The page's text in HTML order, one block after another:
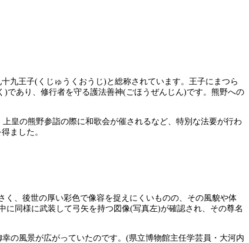
九王子(くじゅうくおうじ)と総称されています。王子にまつら
であり、修行者を守る護法善神(ごほうぜんじん)です。熊野への
皇の熊野参詣の際に和歌会が催されるなど、特別な法要が行わ
ました。
、後世の厚い彩色で像容を捉えにくいものの、その風貌や体
同様に武装して弓矢を持つ図像(写真左)が確認され、その尊名
の風景が広がっていたのです。(県立博物館主任学芸員・大河内